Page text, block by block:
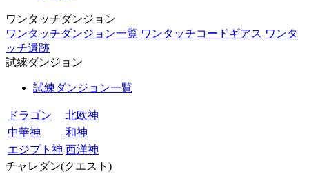
ワンタッチダンジョン
ワンタッチダンジョン一覧 ワンタッチコードギアス ワンタ
ッチ遺跡
試練ダンジョン
試練ダンジョン一覧
ドラゴン
北欧神
中華神
和神
エジプト神 西洋神
チャレダン(クエスト)